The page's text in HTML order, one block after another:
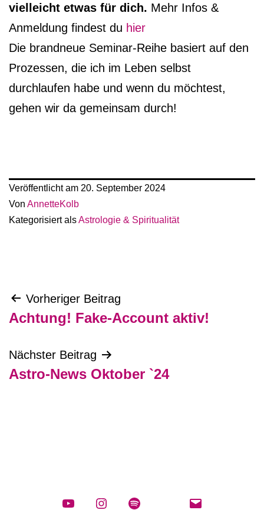
vielleicht etwas für dich. Mehr Infos &
Anmeldung findest du hier
Die brandneue Seminar-Reihe basiert auf den
Prozessen, die ich im Leben selbst
durchlaufen habe und wenn du möchtest,
gehen wir da gemeinsam durch!
Veröffentlicht am 20. September 2024
Von AnnetteKolb
Kategorisiert alsAstrologie & Spiritualität
Beitragsnavigation
Vorheriger Beitrag
Achtung! Fake-Account aktiv!
Nächster Beitrag
Astro-News Oktober `24
YouTube Instagram